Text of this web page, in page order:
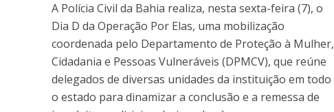
A Polícia Civil da Bahia realiza, nesta sexta-feira (7), o
Dia D da Operação Por Elas, uma mobilização
coordenada pelo Departamento de Proteção à Mulher,
Cidadania e Pessoas Vulneráveis (DPMCV), que reúne
delegados de diversas unidades da instituição em todo
o estado para dinamizar a conclusão e a remessa de